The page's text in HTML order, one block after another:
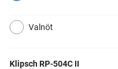
Valnöt
Klipsch RP-504C II